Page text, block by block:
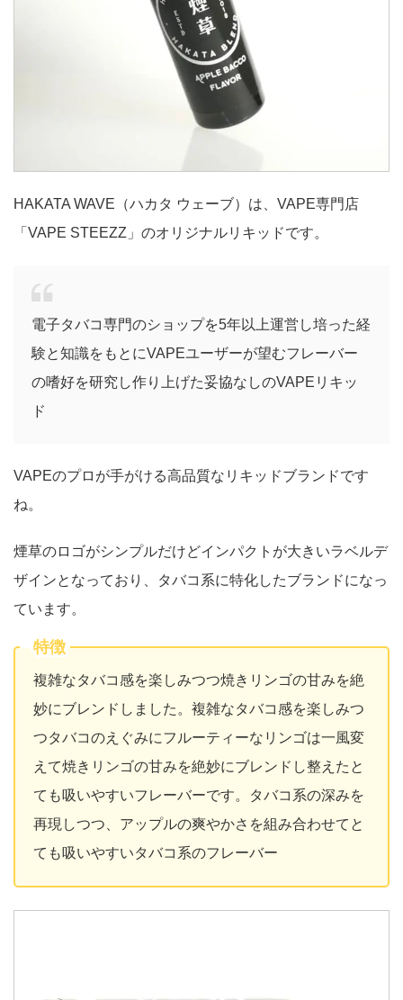
HAKATA WAVE（ハカタ ウェーブ）は、VAPE専門店
「VAPE STEEZZ」のオリジナルリキッドです。
電子タバコ専門のショップを5年以上運営し培った経
験と知識をもとにVAPEユーザーが望むフレーバー
の嗜好を研究し作り上げた妥協なしのVAPEリキッ
ド
VAPEのプロが手がける高品質なリキッドブランドです
ね。
煙草のロゴがシンプルだけどインパクトが大きいラベルデ
ザインとなっており、タバコ系に特化したブランドになっ
ています。
特徴
複雑なタバコ感を楽しみつつ焼きリンゴの甘みを絶
妙にブレンドしました。複雑なタバコ感を楽しみつ
つタバコのえぐみにフルーティーなリンゴは一風変
えて焼きリンゴの甘みを絶妙にブレンドし整えたと
ても吸いやすいフレーバーです。タバコ系の深みを
再現しつつ、アップルの爽やかさを組み合わせてと
ても吸いやすいタバコ系のフレーバー